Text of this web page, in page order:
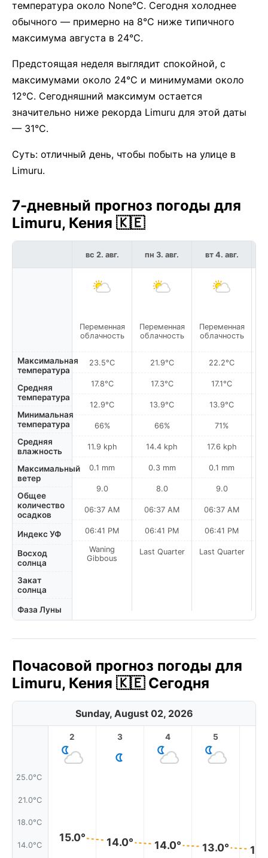
температура около None°C. Сегодня холоднее
обычного — примерно на 8°C ниже типичного
максимума августа в 24°C.
Предстоящая неделя выглядит спокойной, с
максимумами около 24°C и минимумами около
12°C. Сегодняшний максимум остается
значительно ниже рекорда Limuru для этой даты
— 31°C.
Суть: отличный день, чтобы побыть на улице в
Limuru.
7-дневный прогноз погоды для
Limuru, Кения 🇰🇪
Максимальная
температура
Средняя
температура
Минимальная
температура
Средняя
влажность
Максимальный
ветер
Общее
количество
осадков
Индекс УФ
Восход
солнца
Закат
солнца
Фаза Луны
вс 2. авг.
Переменная
облачность
23.5°C
17.8°C
12.9°C
66%
11.9 kph
0.1 mm
9.0
06:37 AM
06:41 PM
Waning
Gibbous
пн 3. авг.
Переменная
облачность
21.9°C
17.3°C
13.9°C
66%
14.4 kph
0.3 mm
8.0
06:37 AM
06:41 PM
Last Quarter
вт 4. авг.
Переменная
облачность
22.2°C
17.1°C
13.9°C
71%
17.6 kph
0.1 mm
9.0
06:37 AM
06:41 PM
Last Quarter
Почасовой прогноз погоды для
Limuru, Кения 🇰🇪 Сегодня
Sunday, August 02, 2026
25.0°C
21.0°C
18.0°C
14.0°C
2
15.0°
3
14.0°
4
14.0°
5
13.0°